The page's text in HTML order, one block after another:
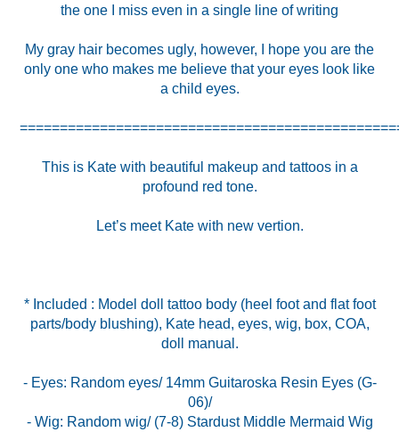
the one I miss even in a single line of writing
My gray hair becomes ugly, however, I hope you are the
only one who makes me believe that your eyes look like
a child eyes.
This is Kate with beautiful makeup and tattoos in a
profound red tone.
Let’s meet Kate with new vertion.
* Included : Model doll tattoo body (heel foot and flat foot
parts/body blushing), Kate head, eyes, wig, box, COA,
doll manual.
- Eyes: Random eyes/ 14mm Guitaroska Resin Eyes (G-
06)/
- Wig: Random wig/ (7-8) Stardust Middle Mermaid Wig